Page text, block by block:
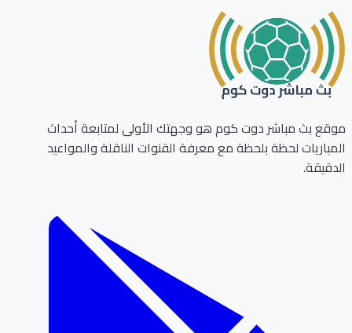
بث مباشر دوت كوم هو وجهتك الأولى لمتابعة أحداث
لحظة بلحظة مع معرفة القنوات الناقلة والمواعيد